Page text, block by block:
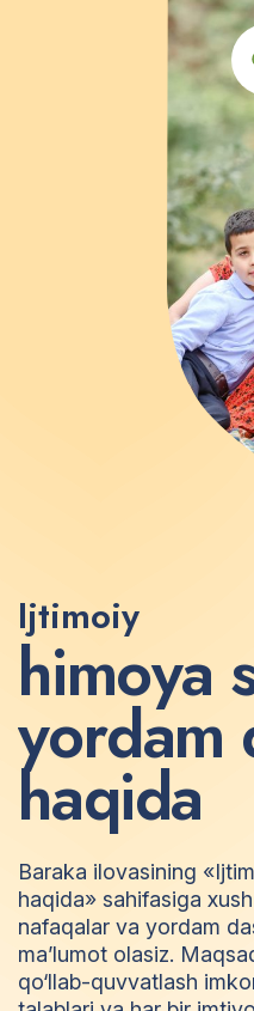
Ijtimoiy
himoya
yordam
haqida
Baraka ilovasining
haqida» sahifasiga
nafaqalar va yordam
ma’lumot olasiz.
qo‘llab-quvvatlash